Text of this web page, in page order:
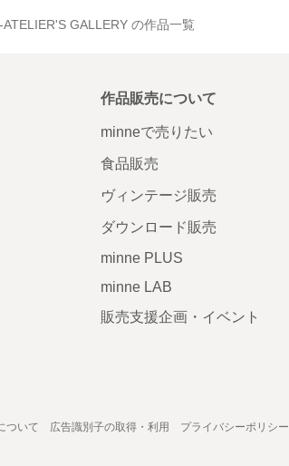
ATELIER'S GALLERY の作品一覧
作品販売について
minneで売りたい
食品販売
ヴィンテージ販売
ダウンロード販売
minne PLUS
minne LAB
販売支援企画・イベント
ついて 広告識別子の取得・利用 プライバシーポリシー